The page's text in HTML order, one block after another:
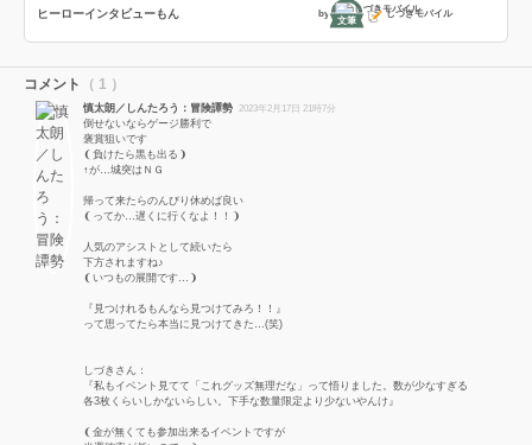
ヒーローインタビューもん by
文筆
しづきモバイル
コメント （ 1 ）
慎太朗／しんたろう：冒険譚勢 2023年2月17日 21時7分
倒せないならゲージ勝利で
褒賞狙いです
❨負けたら黒も出る❩
↑が…城突はＮＧ
帰って来たらのんびり休めば良い
❨ってか…遅くに行くなよ！！❩
人気のアシストとして続いたら
下方されますね♪
❨いつもの展開です…❩
『見つけれるもんなら見つけてみろ！！』
って思ってたら本当に見つけてきた…(笑)
しづきさん：
『私もイベント見てて「これグッズ無理だな」って悟りました。数が少なすぎる
各3枚くらいしかないらしい。下手な数量限定より少ないやんけ』
❨金が無くても参加出来るイベントですが